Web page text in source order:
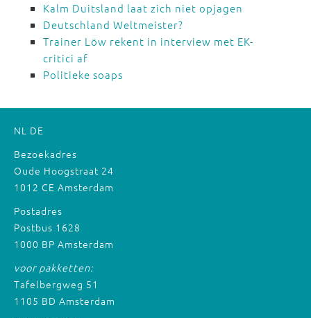
Kalm Duitsland laat zich niet opjagen
Deutschland Weltmeister?
Trainer Löw rekent in interview met EK-
critici af
Politieke soaps
NL DE
Bezoekadres
Oude Hoogstraat 24
1012 CE Amsterdam
Postadres
Postbus 1628
1000 BP Amsterdam
voor pakketten:
Tafelbergweg 51
1105 BD Amsterdam